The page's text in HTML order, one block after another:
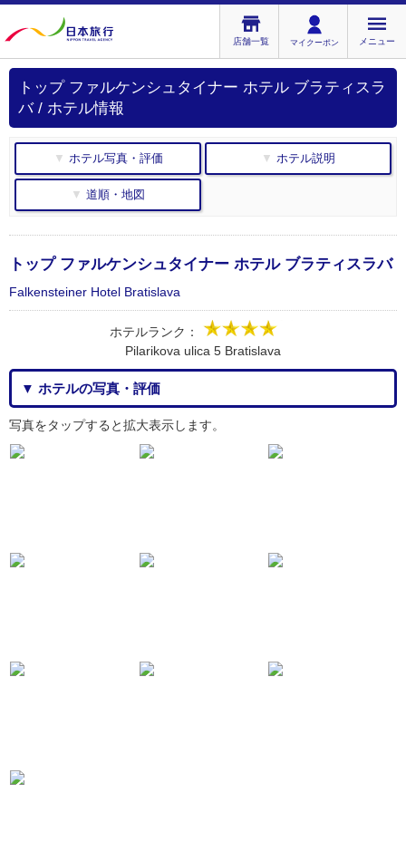
店舗一覧 マイクーポン メニュー
トップ ファルケンシュタイナー ホテル ブラティスラ
バ / ホテル情報
▼ ホテル写真・評価 ▼ ホテル説明
▼ 道順・地図
トップ ファルケンシュタイナー ホテル ブラティスラバ
Falkensteiner Hotel Bratislava
ホテルランク：
Pilarikova ulica 5 Bratislava
▼ ホテルの写真・評価
写真をタップすると拡大表示します。